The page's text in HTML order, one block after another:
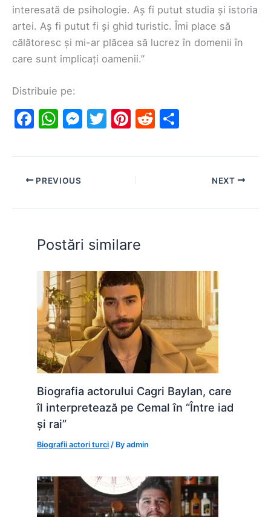
interesată de psihologie. Aș fi putut studia și istoria
artei. Aș fi putut fi și ghid turistic. Îmi place să
călătoresc și mi-ar plăcea să lucrez în domenii în
care sunt implicați oamenii.”
Distribuie pe:
F
c
e
o
o
k
W
at
s
p
p
M
s
n
g
er
T
itt
Pi
er
e
R
d ar
PREVIOUS NEXT
Postări similare
Biografia actorului Cagri Baylan, care
îl interpretează pe Cemal în “Între iad
și rai”
Biografii actori turci / Byadmin